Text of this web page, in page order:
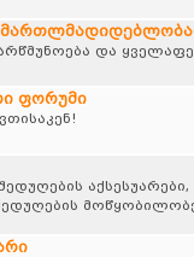
და
ფორუმი